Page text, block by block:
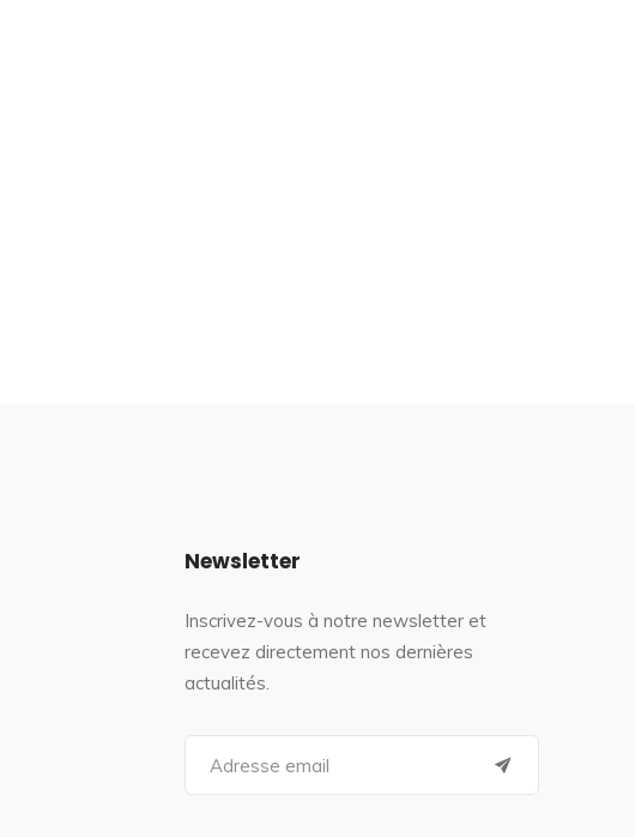
Newsletter
Inscrivez-vous à notre newsletter et
recevez directement nos dernières
actualités.
a